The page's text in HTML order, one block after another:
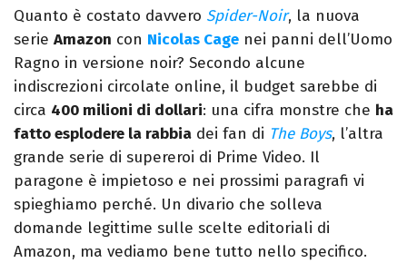
Quanto è costato davvero Spider-Noir, la nuova
serie Amazon con Nicolas Cage nei panni dell’Uomo
Ragno in versione noir? Secondo alcune
indiscrezioni circolate online, il budget sarebbe di
circa 400 milioni di dollari: una cifra monstre che ha
fatto esplodere la rabbia dei fan di The Boys, l’altra
grande serie di supereroi di Prime Video. Il
paragone è impietoso e nei prossimi paragrafi vi
spieghiamo perché. Un divario che solleva
domande legittime sulle scelte editoriali di
Amazon, ma vediamo bene tutto nello specifico.